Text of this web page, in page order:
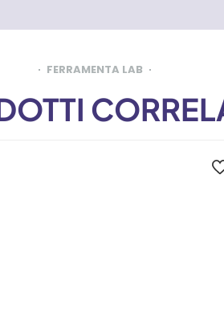
FERRAMENTA LAB